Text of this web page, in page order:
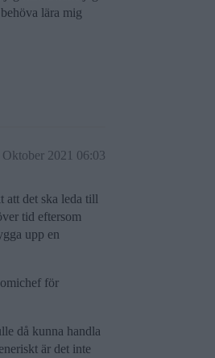
lära mig
Oktober 2021 06:03
att det ska leda till
tid eftersom
upp en
för
då kunna handla
är det inte